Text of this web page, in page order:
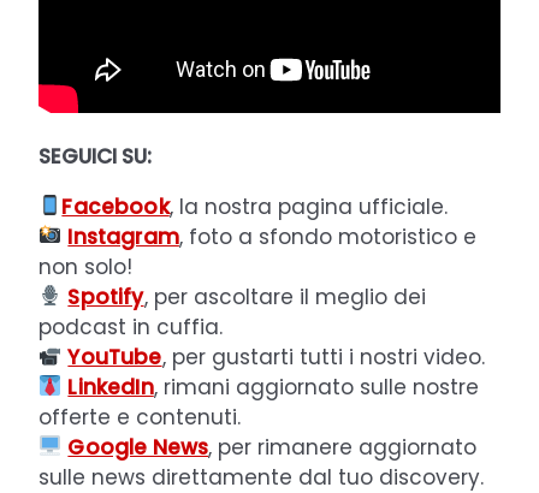
SEGUICI SU:
Facebook, la nostra pagina ufficiale.
Instagram, foto a sfondo motoristico e
non solo!
Spotify, per ascoltare il meglio dei
podcast in cuffia.
YouTube, per gustarti tutti i nostri video.
LinkedIn, rimani aggiornato sulle nostre
offerte e contenuti.
Google News, per rimanere aggiornato
sulle news direttamente dal tuo discovery.